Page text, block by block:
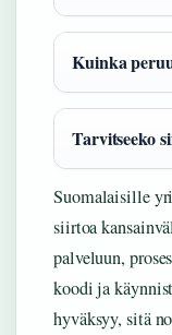
Kuinka
Tarvitseeko
Suomalaisille
siirtoa
palveluun,
koodi ja
hyväksyy, sitä